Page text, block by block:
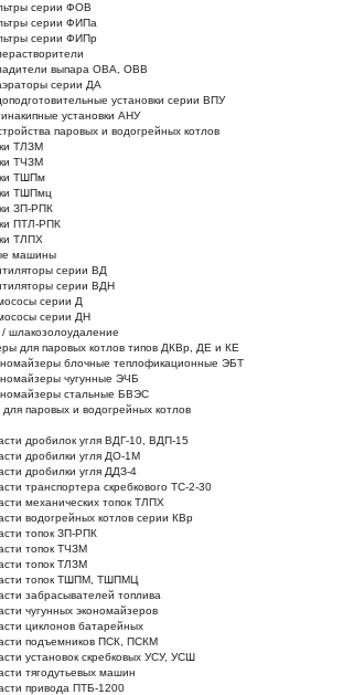
серии ФОВ
серии ФИПа
серии ФИПр
выпара ОВА, ОВВ
серии ДА
установки серии ВПУ
установки АНУ
паровых и водогрейных котлов
ТЛЗМ
ТЧЗМ
ТШПм
ТШПмц
ЗП-РПК
ПТЛ-РПК
ТЛПХ
машины
серии ВД
серии ВДН
серии Д
серии ДН
/ шлакозолоудаление
для паровых котлов типов ДКВр, ДЕ и КЕ
блочные теплофикационные ЭБТ
чугунные ЭЧБ
стальные БВЭС
паровых и водогрейных котлов
дробилок угля ВДГ-10, ВДП-15
дробилки угля ДО-1М
дробилки угля ДДЗ-4
транспортера скребкового ТС-2-30
механических топок ТЛПХ
водогрейных котлов серии КВр
топок ЗП-РПК
топок ТЧЗМ
топок ТЛЗМ
топок ТШПМ, ТШПМЦ
забрасывателей топлива
чугунных экономайзеров
циклонов батарейных
подъемников ПСК, ПСКМ
установок скребковых УСУ, УСШ
тягодутьевых машин
привода ПТБ-1200